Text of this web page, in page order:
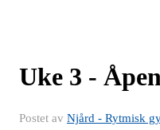
Uke 3 -
Postet av Njård - Rytmisk